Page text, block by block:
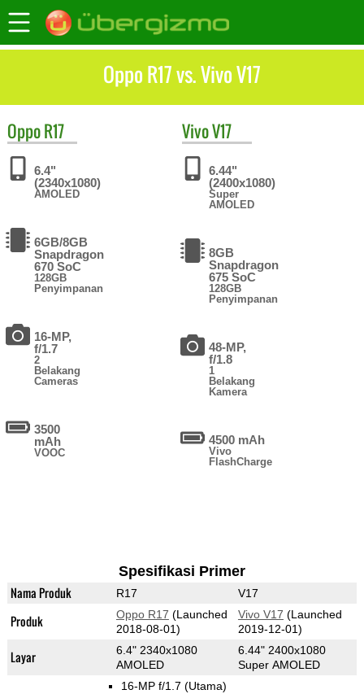
Oppo R17 vs. Vivo V17
OppoR17
6.4"
(2340x1080)
AMOLED
6GB/8GB
Snapdragon
670 SoC
128GB
Penyimpanan
16-MP,
f/1.7
2
Belakang
Cameras
3500
mAh
VOOC
VivoV17
6.44"
(2400x1080)
Super
AMOLED
8GB
Snapdragon
675 SoC
128GB
Penyimpanan
48-MP,
f/1.8
1
Belakang
Kamera
4500 mAh
Vivo
FlashCharge
Spesifikasi Primer
Nama Produk R17 V17
Produk Oppo R17 (Launched
2018-08-01)
Vivo V17 (Launched
2019-12-01)
Layar
6.4" 2340x1080
AMOLED
6.44" 2400x1080
Super AMOLED
16-MP f/1.7 (Utama)